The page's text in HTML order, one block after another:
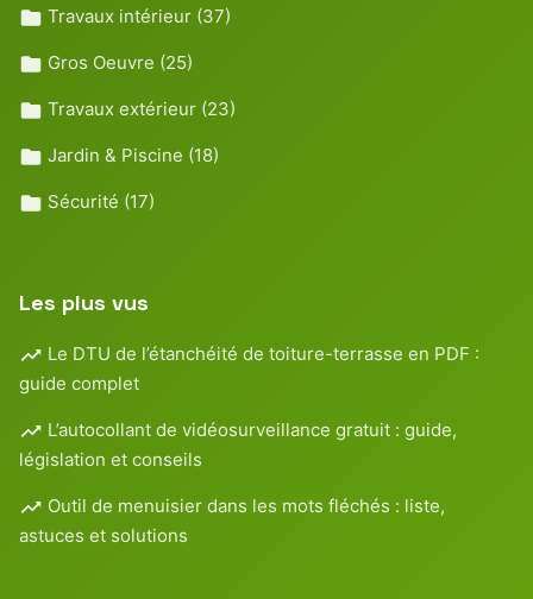
Travaux intérieur (37)
Gros Oeuvre (25)
Travaux extérieur (23)
Jardin & Piscine (18)
Sécurité (17)
Les plus vus
Le DTU de l’étanchéité de toiture-terrasse en PDF :
guide complet
L’autocollant de vidéosurveillance gratuit : guide,
législation et conseils
Outil de menuisier dans les mots fléchés : liste,
astuces et solutions